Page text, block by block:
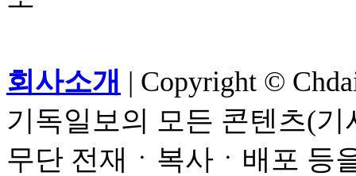
회사소개 | Copyright ©
기독일보의 모든 콘텐츠(
무단 전재ㆍ복사ㆍ배포 등